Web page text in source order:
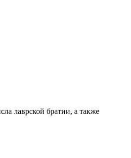
лаврской братии, а также